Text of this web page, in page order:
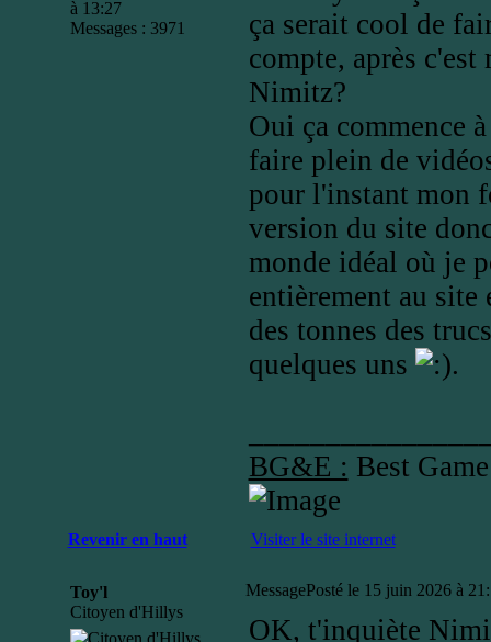
à 13:27
Messages : 3971
ça serait cool de
compte, après
Nimitz?
Oui ça commence
faire plein de
pour l'instant mon
version du site
monde idéal où je
entièrement au site
des tonnes des
quelques uns
.
BG&E : Best
Revenir en haut Visiter le site internet
Toy'l
Citoyen d'Hillys
MessagePosté le 15 juin 2026 à
OK, t'inquiète